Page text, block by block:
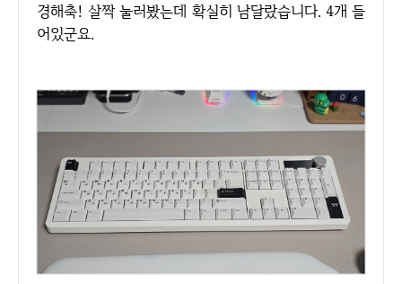
경해축! 살짝 눌러봤는데 확실히 남달랐습니다. 4개 들
어있군요.